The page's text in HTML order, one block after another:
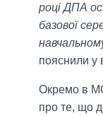
році ДПА
базової
пояснили у
Окремо в
про те, що